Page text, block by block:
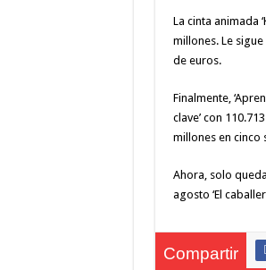
La cinta animada
millones. Le sigue
de euros.
Finalmente,
clave’ con
millones en cinco
Ahora, solo
agosto ‘El
Compartir